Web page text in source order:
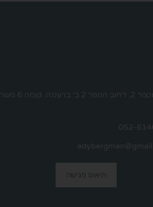
בית מנצור 2, רחוב הנופר 2 ב׳
052-
תיאום פגישה